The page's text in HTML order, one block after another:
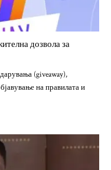
дозвола за
(giveaway),
на правилата и